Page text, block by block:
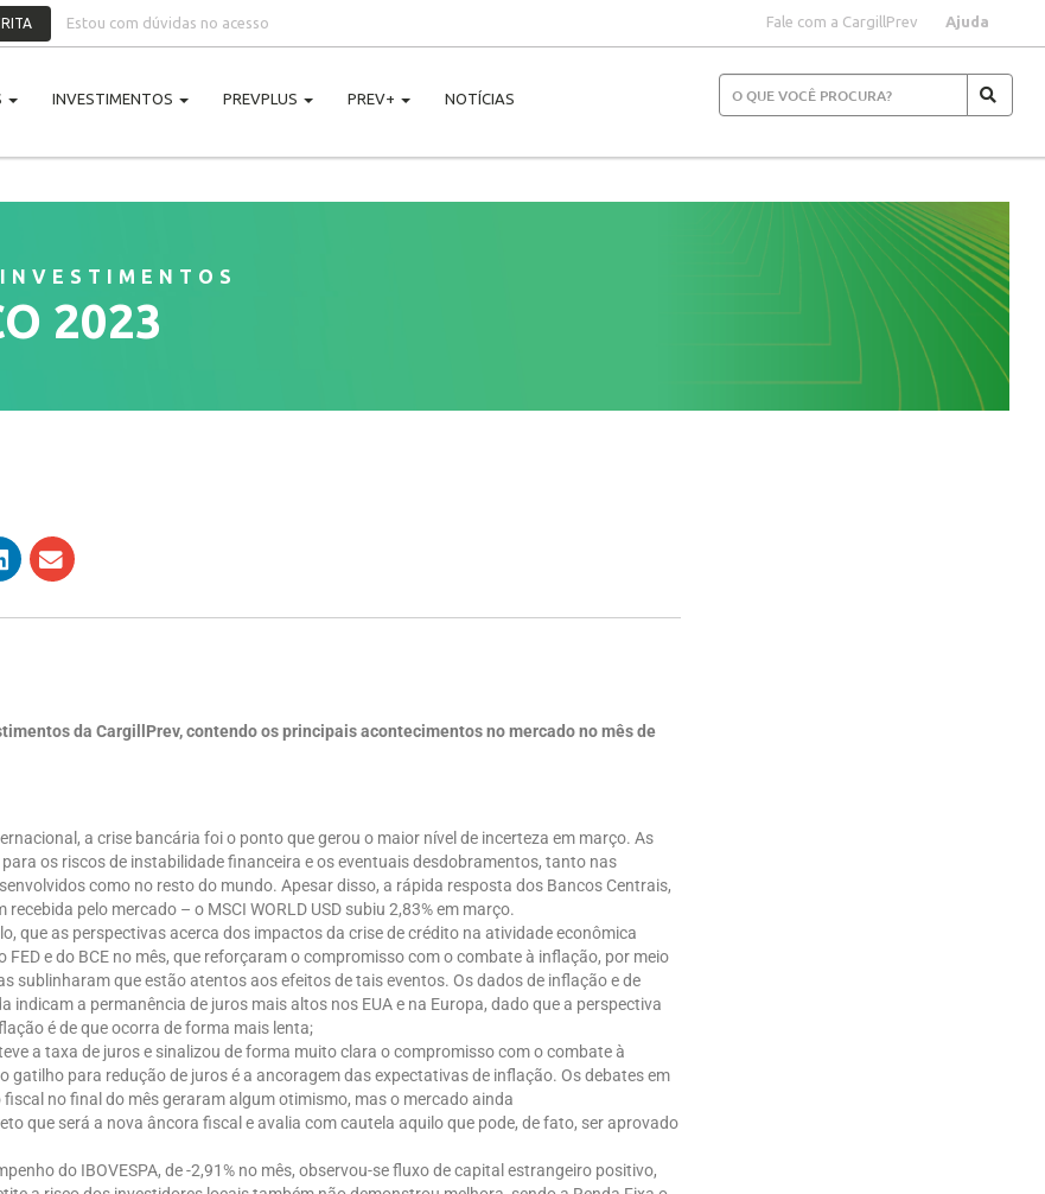
Estou com dúvidas no acesso Fale com a CargillPrev Ajuda
INVESTIMENTOS PREVPLUS PREV+ NOTÍCIAS
2023
da CargillPrev, contendo os principais acontecimentos no mercado no mês de
a crise bancária foi o ponto que gerou o maior nível de incerteza em março. As
os riscos de instabilidade financeira e os eventuais desdobramentos, tanto nas
como no resto do mundo. Apesar disso, a rápida resposta dos Bancos Centrais,
recebida pelo mercado – o MSCI WORLD USD subiu 2,83% em março.
que as perspectivas acerca dos impactos da crise de crédito na atividade econômica
FED e do BCE no mês, que reforçaram o compromisso com o combate à inflação, por meio
sublinharam que estão atentos aos efeitos de tais eventos. Os dados de inflação e de
indicam a permanência de juros mais altos nos EUA e na Europa, dado que a perspectiva
é de que ocorra de forma mais lenta;
a taxa de juros e sinalizou de forma muito clara o compromisso com o combate à
gatilho para redução de juros é a ancoragem das expectativas de inflação. Os debates em
no final do mês geraram algum otimismo, mas o mercado ainda
que será a nova âncora fiscal e avalia com cautela aquilo que pode, de fato, ser aprovado
do IBOVESPA, de -2,91% no mês, observou-se fluxo de capital estrangeiro positivo,